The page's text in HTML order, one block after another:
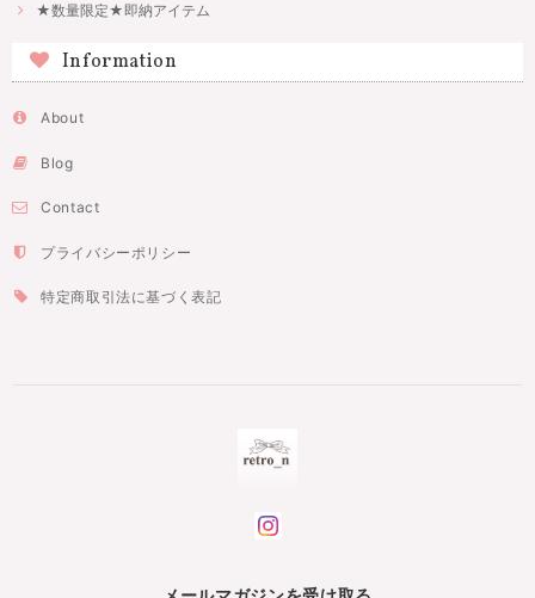
★数量限定★即納アイテム
Information
About
Blog
Contact
プライバシーポリシー
特定商取引法に基づく表記